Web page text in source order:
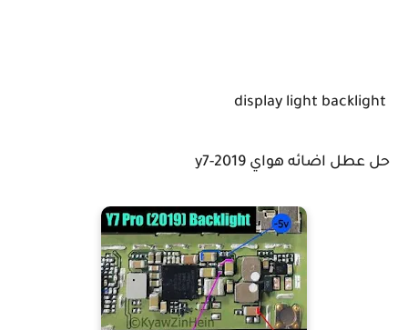
حل عطل اضائه هواي y7-2019